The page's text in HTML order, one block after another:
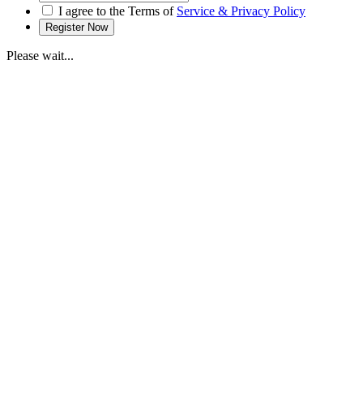
I agree to the Terms of Service & Privacy Policy
Please wait...